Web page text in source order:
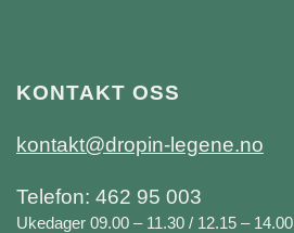
KONTAKT OSS
kontakt@dropin-legene.no
Telefon: 462 95 003
Ukedager 09.00 – 11.30 / 12.15 – 14.00